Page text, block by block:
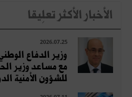
الأخبار الأكثر تعلِيقا
2026.07.25
وزير الدفاع
مع مساعد وزير
للشؤون الأمنية